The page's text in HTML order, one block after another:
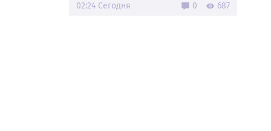
02:24 Сегодня 0 687